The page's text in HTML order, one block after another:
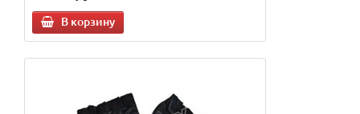
В корзину